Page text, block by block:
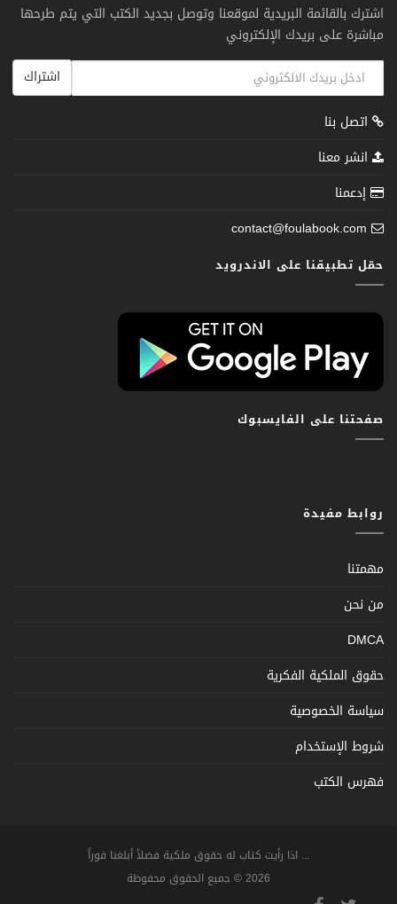
اشترك بالقائمة البريدية لموقعنا وتوصل بجديد الكتب التي يتم طرحها
مباشرة على بريدك الإلكتروني
اشتراك
اتصل بنا
انشر معنا
إدعمنا
contact@foulabook.com
حمّل تطبيقنا على الاندرويد
صفحتنا على الفايسبوك
روابط مفيدة
مهمتنا
من نحن
DMCA
حقوق الملكية الفكرية
سياسة الخصوصية
شروط الإستخدام
فهرس الكتب
... اذا رأيت كتاب له حقوق ملكية فضلاً أبلغنا فوراً
2026 © جميع الحقوق محفوظة